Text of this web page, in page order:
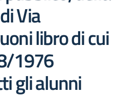
Via
libro di cui
1976
gli alunni